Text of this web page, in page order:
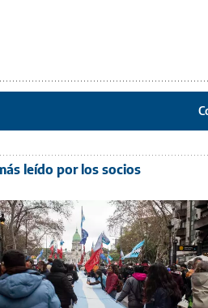
leído por los socios